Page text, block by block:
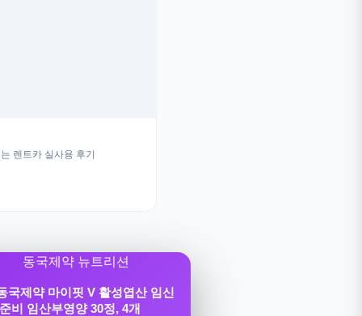
렌트카 실사용 후기
국제약 마이핏 V 활성엽산 임신
준비 임산부영양 30정, 4개